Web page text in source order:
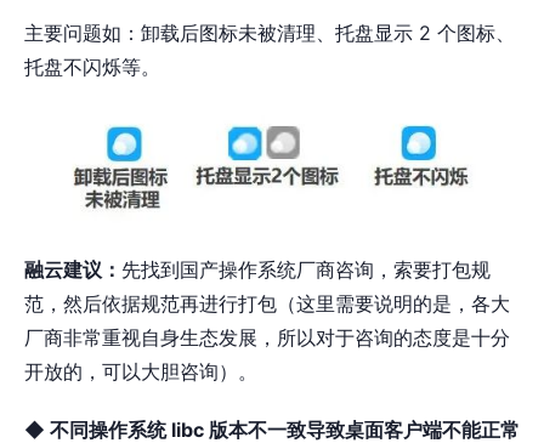
主要问题如：卸载后图标未被清理、托盘显示 2 个图标、
托盘不闪烁等。
融云建议： 先找到国产操作系统厂商咨询，索要打包规
范，然后依据规范再进行打包（这里需要说明的是，各大
厂商非常重视自身生态发展，所以对于咨询的态度是十分
开放的，可以大胆咨询）。
◆ 不同操作系统 libc 版本不⼀致导致桌面客户端不能正常